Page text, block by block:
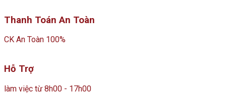
Thanh Toán An Toàn
CK An Toàn 100%
Hỗ Trợ
làm việc từ 8h00 - 17h00